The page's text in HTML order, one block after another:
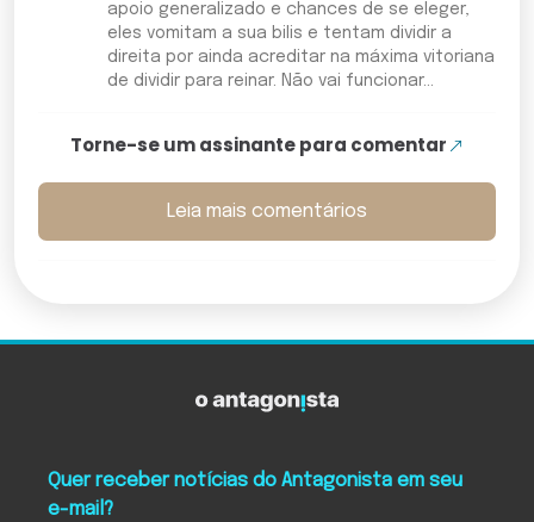
apoio generalizado e chances de se eleger,
eles vomitam a sua bilis e tentam dividir a
direita por ainda acreditar na máxima vitoriana
de dividir para reinar. Não vai funcionar...
Torne-se um assinante para comentar
Leia mais comentários
Quer receber notícias do Antagonista em seu
e-mail?